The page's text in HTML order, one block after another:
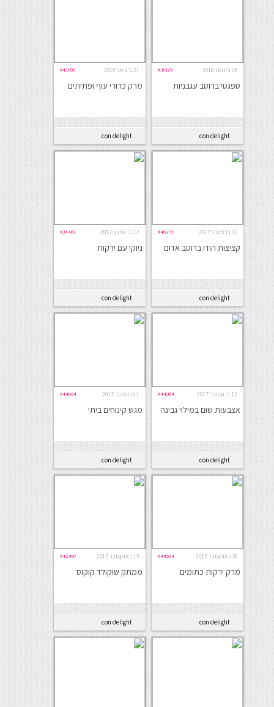
28 בינואר 2018 #36179
ספגטי ברוטב עגבניות
con delight
21 בינואר 2018 #41099
מרק כדורי עוף ופתיתים
con delight
31 בדצמבר 2017 #46379
קציצות הודו ברוטב אדום
con delight
12 בדצמבר 2017 #34467
ניוקי עם ירקות
con delight
12 בנובמבר 2017 #44964
אצבעות שום במילוי גבינה
con delight
1 בנובמבר 2017 #44694
מגש קינוחים ביתי
con delight
30 באוקטובר 2017 #44594
מרק ירקות כתומים
con delight
15 באוקטובר 2017 #42497
ממתק שוקולד קוקוס
con delight